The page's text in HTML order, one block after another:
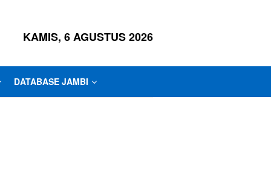
KAMIS, 6 AGUSTUS 2026
DATABASE JAMBI